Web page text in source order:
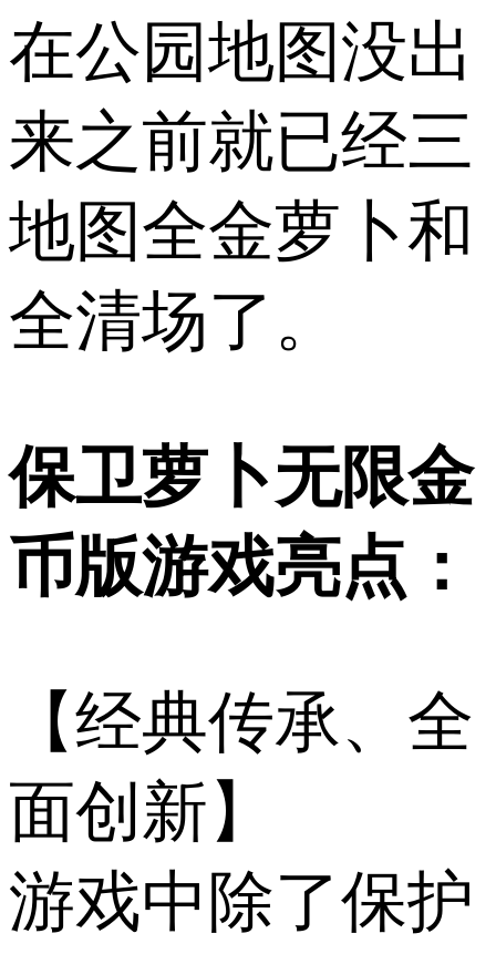
在公园地图没出
来之前就已经三
地图全金萝卜和
全清场了。
保卫萝卜无限金
币版游戏亮点：
【经典传承、全
面创新】
游戏中除了保护